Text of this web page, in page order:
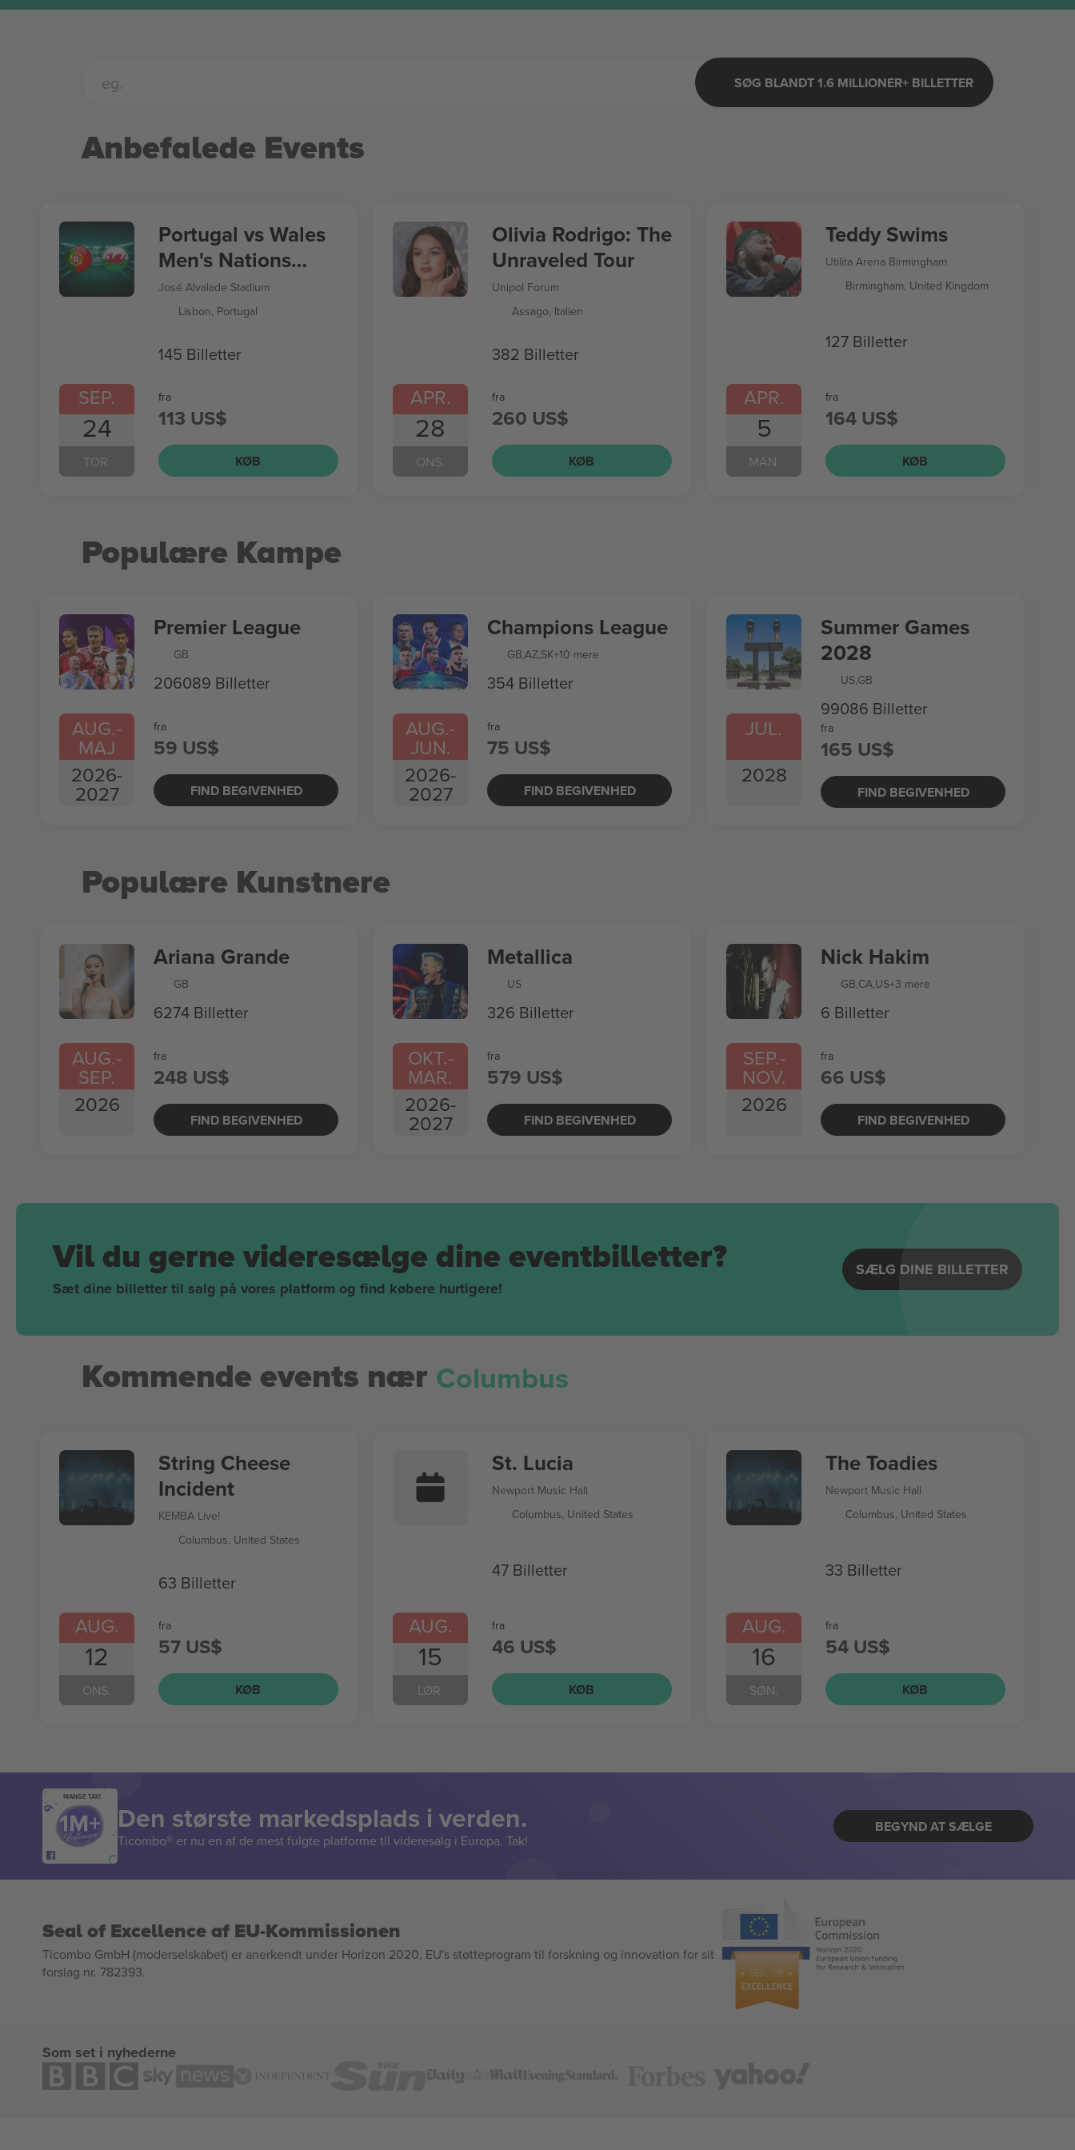
SØG BLANDT 1.6 MILLIONER+ BILLETTER
Anbefalede Events
SEP.
24
TOR.
Portugal vs Wales
Men's Nations
League
José Alvalade Stadium
Lisbon, Portugal
145 Billetter
fra
113 US$
KØB
APR.
28
ONS.
Olivia Rodrigo: The
Unraveled Tour
Unipol Forum
Assago, Italien
382 Billetter
fra
260 US$
KØB
APR.
5
MAN.
Teddy Swims
Utilita Arena Birmingham
Birmingham, United Kingdom
127 Billetter
fra
164 US$
KØB
Populære Kampe
AUG.-
MAJ
2026-
2027
Premier League
GB
206089 Billetter
fra
59 US$
FIND BEGIVENHED
AUG.-
JUN.
2026-
2027
Champions League
GB,AZ,SK+10 mere
354 Billetter
fra
75 US$
FIND BEGIVENHED
JUL.
2028
Summer Games
2028
US,GB
99086 Billetter
fra
165 US$
FIND BEGIVENHED
Populære Kunstnere
AUG.-
SEP.
2026
Ariana Grande
GB
6274 Billetter
fra
248 US$
FIND BEGIVENHED
OKT.-
MAR.
2026-
2027
Metallica
US
326 Billetter
fra
579 US$
FIND BEGIVENHED
SEP.-
NOV.
2026
Nick Hakim
GB,CA,US+3 mere
6 Billetter
fra
66 US$
FIND BEGIVENHED
Vil du gerne videresælge dine eventbilletter?
Sæt dine billetter til salg på vores platform og find købere hurtigere!
SÆLG DINE BILLETTER
Kommende events nær Columbus
AUG.
12
ONS.
String Cheese
Incident
KEMBA Live!
Columbus, United States
63 Billetter
fra
57 US$
KØB
AUG.
15
LØR.
St. Lucia
Newport Music Hall
Columbus, United States
47 Billetter
fra
46 US$
KØB
AUG.
16
SØN.
The Toadies
Newport Music Hall
Columbus, United States
33 Billetter
fra
54 US$
KØB
MANGE TAK!
Den største markedsplads i verden.
Ticombo® er nu en af de mest fulgte platforme til videresalg i Europa. Tak!
BEGYND AT SÆLGE
Seal of Excellence af EU-Kommissionen
Ticombo GmbH (moderselskabet) er anerkendt under Horizon 2020, EU's støtteprogram til forskning og innovation for sit
forslag nr. 782393.
Som set i nyhederne